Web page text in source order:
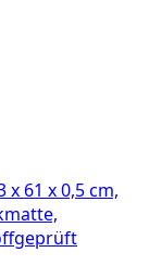
61 x 0,5 cm,